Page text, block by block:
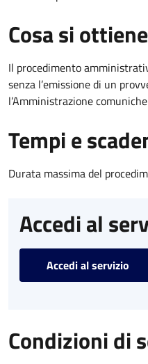
Cosa si ottiene
Il procedimento
senza l’emissione di un
l’Amministrazione
Tempi e
Durata massima del
Accedi al
Accedi al servizio
Condizioni di